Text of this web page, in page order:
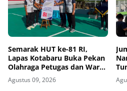
Semarak HUT ke-81 RI,
Lapas Kotabaru Buka Pekan
Olahraga Petugas dan Warga
Binaan
Agustus 09, 2026